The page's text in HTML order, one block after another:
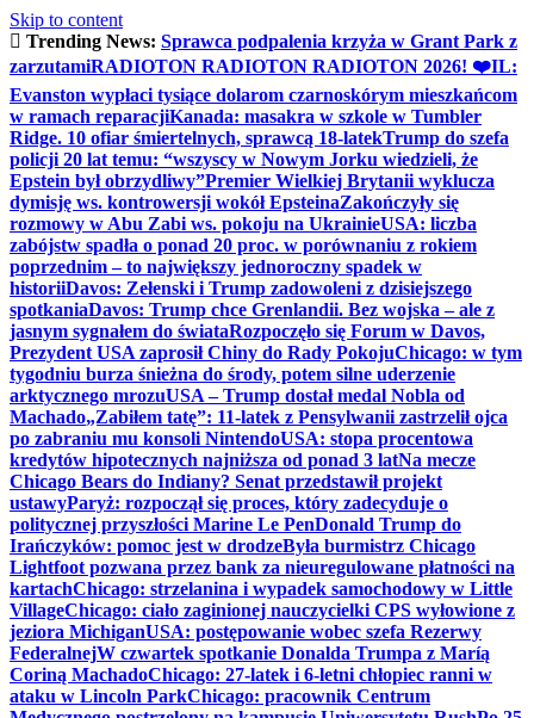
Skip to content
Trending News: Sprawca podpalenia krzyża w Grant Park z
zarzutamiRADIOTON RADIOTON RADIOTON 2026! ❤️IL:
Evanston wypłaci tysiące dolarom czarnoskórym mieszkańcom
w ramach reparacjiKanada: masakra w szkole w Tumbler
Ridge. 10 ofiar śmiertelnych, sprawcą 18-latekTrump do szefa
policji 20 lat temu: “wszyscy w Nowym Jorku wiedzieli, że
Epstein był obrzydliwy”Premier Wielkiej Brytanii wyklucza
dymisję ws. kontrowersji wokół EpsteinaZakończyły się
rozmowy w Abu Zabi ws. pokoju na UkrainieUSA: liczba
zabójstw spadła o ponad 20 proc. w porównaniu z rokiem
poprzednim – to największy jednoroczny spadek w
historiiDavos: Zełenski i Trump zadowoleni z dzisiejszego
spotkaniaDavos: Trump chce Grenlandii. Bez wojska – ale z
jasnym sygnałem do świataRozpoczęło się Forum w Davos,
Prezydent USA zaprosił Chiny do Rady PokojuChicago: w tym
tygodniu burza śnieżna do środy, potem silne uderzenie
arktycznego mrozuUSA – Trump dostał medal Nobla od
Machado„Zabiłem tatę”: 11-latek z Pensylwanii zastrzelił ojca
po zabraniu mu konsoli NintendoUSA: stopa procentowa
kredytów hipotecznych najniższa od ponad 3 latNa mecze
Chicago Bears do Indiany? Senat przedstawił projekt
ustawyParyż: rozpoczął się proces, który zadecyduje o
politycznej przyszłości Marine Le PenDonald Trump do
Irańczyków: pomoc jest w drodzeByła burmistrz Chicago
Lightfoot pozwana przez bank za nieuregulowane płatności na
kartachChicago: strzelanina i wypadek samochodowy w Little
VillageChicago: ciało zaginionej nauczycielki CPS wyłowione z
jeziora MichiganUSA: postępowanie wobec szefa Rezerwy
FederalnejW czwartek spotkanie Donalda Trumpa z Maríą
Coriną MachadoChicago: 27-latek i 6-letni chłopiec ranni w
ataku w Lincoln ParkChicago: pracownik Centrum